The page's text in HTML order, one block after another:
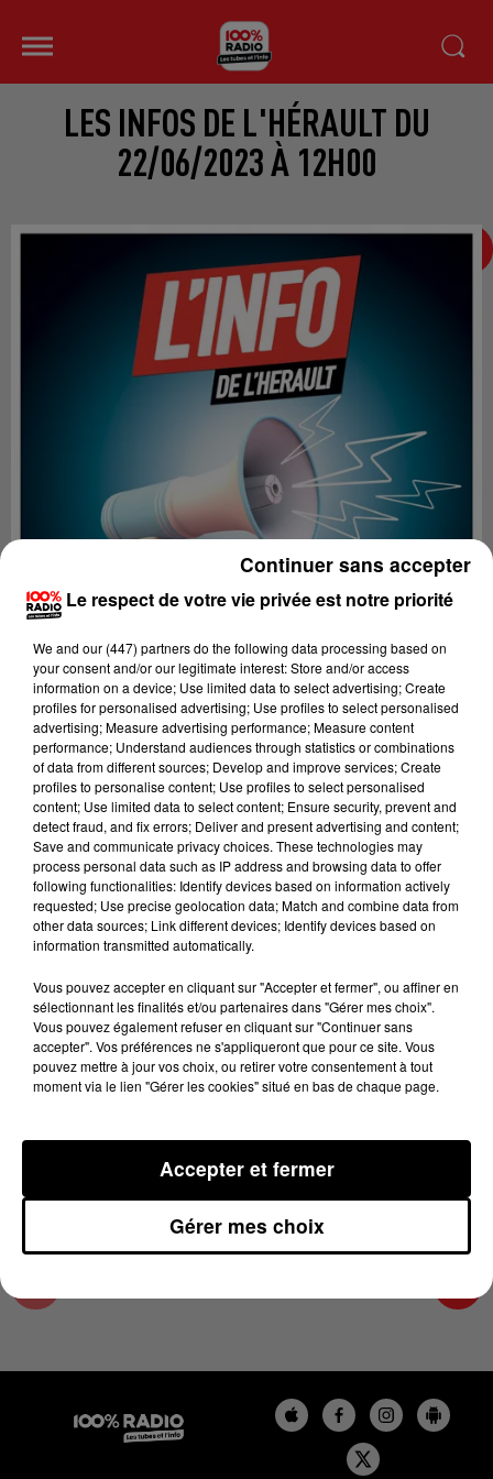
LES INFOS DE L'HÉRAULT DU
22/06/2023 À 12H00
Lecture (3 min 15 sec)
100%
100% radio les infos de l'Hérault
22 juin 2023 - 3 min 15 sec
LES INFOS DE L'HÉRAULT DU 22/06/2023 À
12H00
Podcasts infos de l'Hérault
Le respect de votre vie privée est notre priorité
We and our (447) partnersdo the following data processing based on
your consent and/or our legitimate interest: Store and/or access
information on a device; Use limited data to select advertising; Create
profiles for personalised advertising; Use profiles to select personalised
advertising; Measure advertising performance; Measure content
performance; Understand audiences through statistics or combinations
of data from different sources; Develop and improve services; Create
profiles to personalise content; Use profiles to select personalised
content; Use limited data to select content; Ensure security, prevent and
detect fraud, and fix errors; Deliver and present advertising and content;
Save and communicate privacy choices. These technologies may
process personal data such as IP address and browsing data to offer
following functionalities: Identify devices based on information actively
requested; Use precise geolocation data; Match and combine data from
other data sources; Link different devices; Identify devices based on
information transmitted automatically.
Vous pouvez accepter en cliquant sur "Accepter et fermer", ou affiner en
sélectionnant les finalités et/ou partenaires dans "Gérer mes choix".
Vous pouvez également refuser en cliquant sur "Continuer sans
accepter". Vos préférences ne s'appliqueront que pour ce site. Vous
pouvez mettre à jour vos choix, ou retirer votre consentement à tout
moment via le lien "Gérer les cookies" situé en bas de chaque page.
Gérer mes choix
Accepter et fermer
Continuer sans accepter